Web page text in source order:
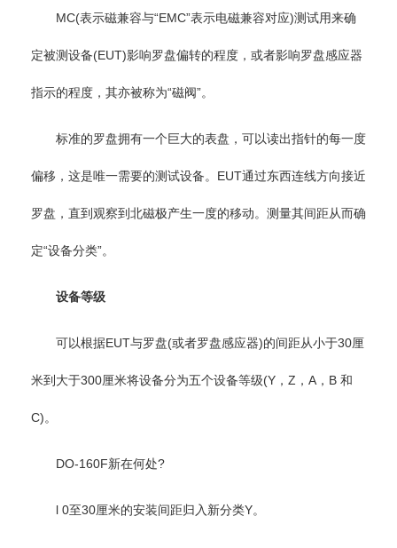
MC(表示磁兼容与“EMC”表示电磁兼容对应)测试用来确
定被测设备(EUT)影响罗盘偏转的程度，或者影响罗盘感应器
指示的程度，其亦被称为“磁阀”。
标准的罗盘拥有一个巨大的表盘，可以读出指针的每一度
偏移，这是唯一需要的测试设备。EUT通过东西连线方向接近
罗盘，直到观察到北磁极产生一度的移动。测量其间距从而确
定“设备分类”。
设备等级
可以根据EUT与罗盘(或者罗盘感应器)的间距从小于30厘
米到大于300厘米将设备分为五个设备等级(Y，Z，A，B 和
C)。
DO-160F新在何处?
l 0至30厘米的安装间距归入新分类Y。